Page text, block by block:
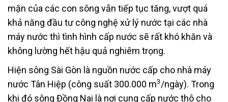
mặn của các con sông vẫn tiếp tục tăng, vượt quá
khả năng đầu tư công nghệ xử lý nước tại các nhà
máy nước thì tình hình cấp nước sẽ rất khó khăn và
không lường hết hậu quả nghiêm trọng.
Hiện sông Sài Gòn là nguồn nước cấp cho nhà máy
nước Tân Hiệp (công suất 300.000 m3/ngày). Trong
khi đó sông Đồng Nai là nơi cung cấp nước thô cho